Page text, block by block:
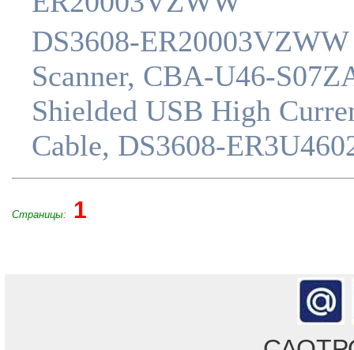
DS3608-ER20003VZWW
Scanner, CBA-U46-
Shielded USB High
Cable, DS3608-
Страницы: 1